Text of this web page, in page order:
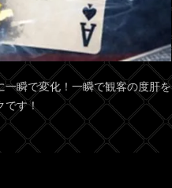
瞬で変化！一瞬で観客の度肝を
です！